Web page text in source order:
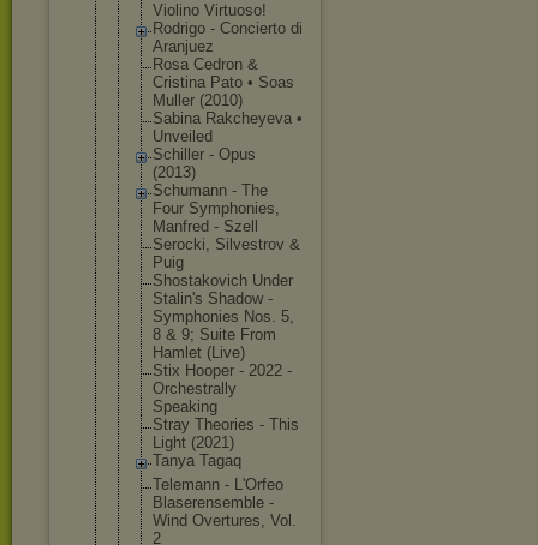
Violino Virtuoso!
Rodrigo - Concierto di
Aranjuez
Rosa Cedron &
Cristina Pato • Soas
Muller (2010)
Sabina Rakcheyeva •
Unveiled
Schiller - Opus
(2013)
Schumann - The
Four Symphonies,
Manfred - Szell
Serocki, Silvestrov &
Puig
Shostakovic h Under
Stalin's Shadow -
Symphonies Nos. 5,
8 & 9; Suite From
Hamlet (Live)
Stix Hooper - 2022 -
Orchestrall y
Speaking
Stray Theories - This
Light (2021)
Tanya Tagaq
Telemann - L'Orfeo
Blaserensem ble -
Wind Overtures, Vol.
2